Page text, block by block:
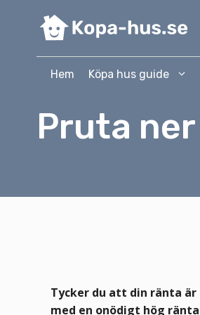
Hem Köpa hus guide
Pruta
Tycker du att din ränta
med en onödigt hög